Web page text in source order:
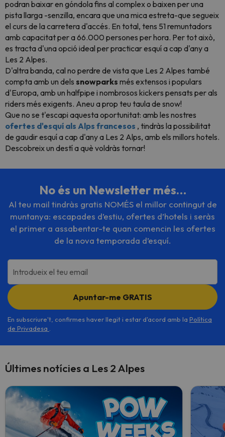
podran baixar en góndola fins al complex o baixen per una
pista llarga -senzilla, encara que una mica estreta-que segueix
el curs de la carretera d'accés. En total, tens 51 remuntadors
amb capacitat per a 66.000 persones per hora. Per tot això,
es tracta d'una opció ideal per practicar esquí a cap d'any a
Les 2 Alpes.
D'altra banda, cal no perdre de vista que Les 2 Alpes també
compta amb un dels snowparks més extensos i populars
d'Europa, amb un halfpipe i nombrosos kickers pensats per als
riders més exigents. Aneu a prop teu taula de snow!
Que no se t'escapi aquesta oportunitat: amb les nostres
ofertes d'esquí als Alps francesos , tindràs la possibilitat
de gaudir esquí a cap d'any a Les 2 Alps, amb els millors hotels.
Descobreix un destí a què voldràs tornar!
No és un Newsletter més…
Al teu mail tindràs gratis NOMÉS el millor contingut de
muntanya: escapades d’estiu, ofertes d’hotels i seràs
el primer a assabentar-te quan comencin les ofertes
de la nova temporada d’esquí.
Introdueix el teu email
Apuntar-me GRATIS
En subscriure't, confirmes haver llegit i estar d'acord amb la Política
de Privadesa
Últimes notícies a Les 2 Alpes